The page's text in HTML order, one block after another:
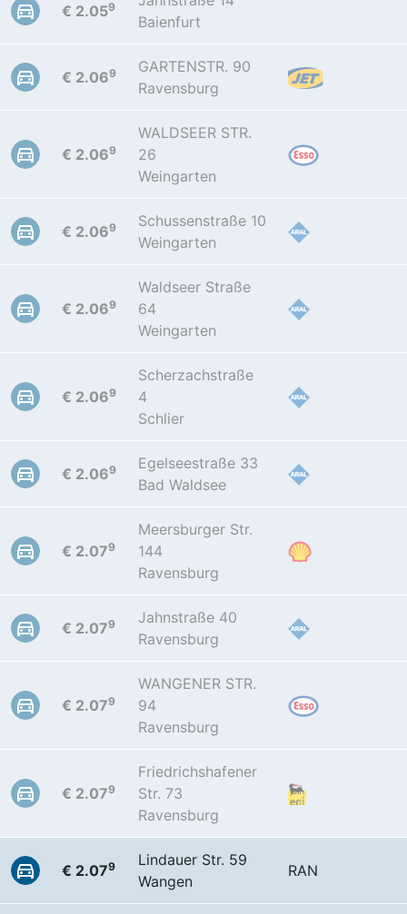
€ 2.059
Baienfurt
€ 2.069
GARTENSTR. 90
Ravensburg
€ 2.069
WALDSEER STR.
26
Weingarten
€ 2.069
Schussenstraße 10
Weingarten
€ 2.069
Waldseer Straße
64
Weingarten
€ 2.069
Scherzachstraße
4
Schlier
€ 2.069
Egelseestraße 33
Bad Waldsee
€ 2.079
Meersburger Str.
144
Ravensburg
€ 2.079
Jahnstraße 40
Ravensburg
€ 2.079
WANGENER STR.
94
Ravensburg
€ 2.079
Friedrichshafener
Str. 73
Ravensburg
€ 2.079
Lindauer Str. 59
Wangen
RAN